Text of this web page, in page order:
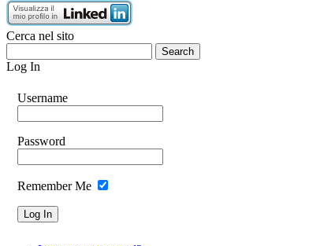
Cerca nel sito
Log In
Username
Password
Remember Me